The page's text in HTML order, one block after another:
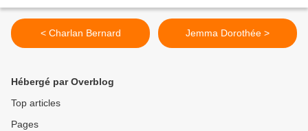
< Charlan Bernard Jemma Dorothée >
Hébergé par Overblog
Top articles
Pages